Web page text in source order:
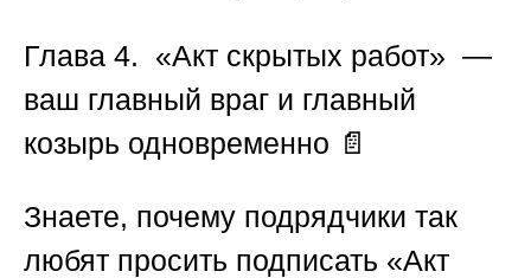
Глава 4. «Акт скрытых работ» —
ваш главный враг и главный
козырь одновременно 📄
Знаете, почему подрядчики так
любят просить подписать «Акт